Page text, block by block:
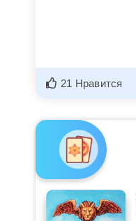
21 Нравится